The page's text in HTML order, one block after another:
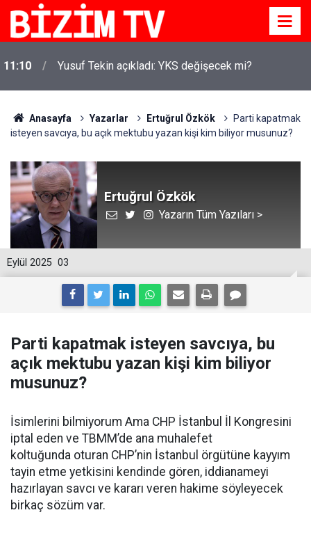
11:10 Yusuf Tekin açıkladı: YKS değişecek mi?
Anasayfa Yazarlar Ertuğrul Özkök
Parti kapatmak
isteyen savcıya, bu açık mektubu yazan kişi kim biliyor musunuz?
Ertuğrul Özkök
Yazarın Tüm Yazıları >
03
Eylül 2025
Parti kapatmak isteyen savcıya, bu
açık mektubu yazan kişi kim biliyor
musunuz?
İsimlerini bilmiyorum Ama CHP İstanbul İl Kongresini
iptal eden ve TBMM’de ana muhalefet
koltuğunda oturan CHP’nin İstanbul örgütüne kayyım
tayin etme yetkisini kendinde gören, iddianameyi
hazırlayan savcı ve kararı veren hakime söyleyecek
birkaç sözüm var.